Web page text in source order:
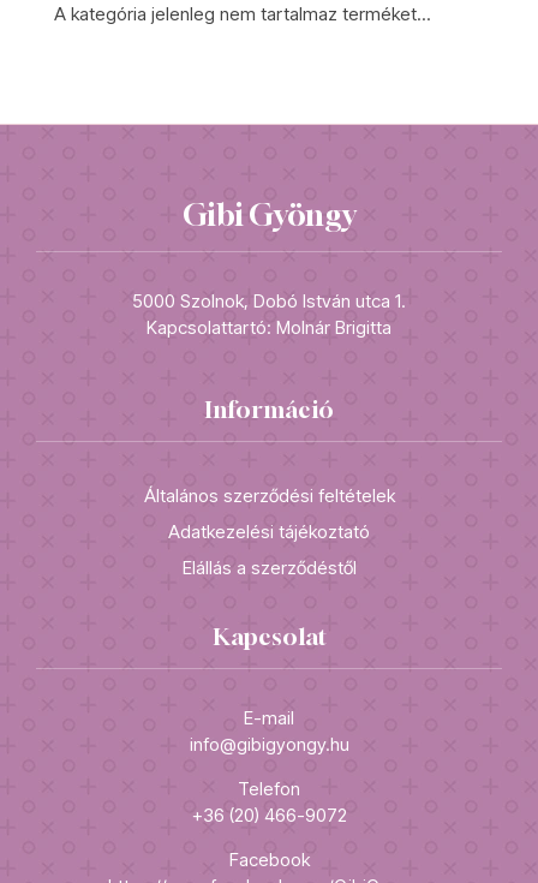
A kategória jelenleg nem tartalmaz terméket...
Gibi Gyöngy
5000 Szolnok, Dobó István utca 1.
Kapcsolattartó: Molnár Brigitta
Információ
Általános szerződési feltételek
Adatkezelési tájékoztató
Elállás a szerződéstől
Kapcsolat
E-mail
info@gibigyongy.hu
Telefon
+36 (20) 466-9072
Facebook